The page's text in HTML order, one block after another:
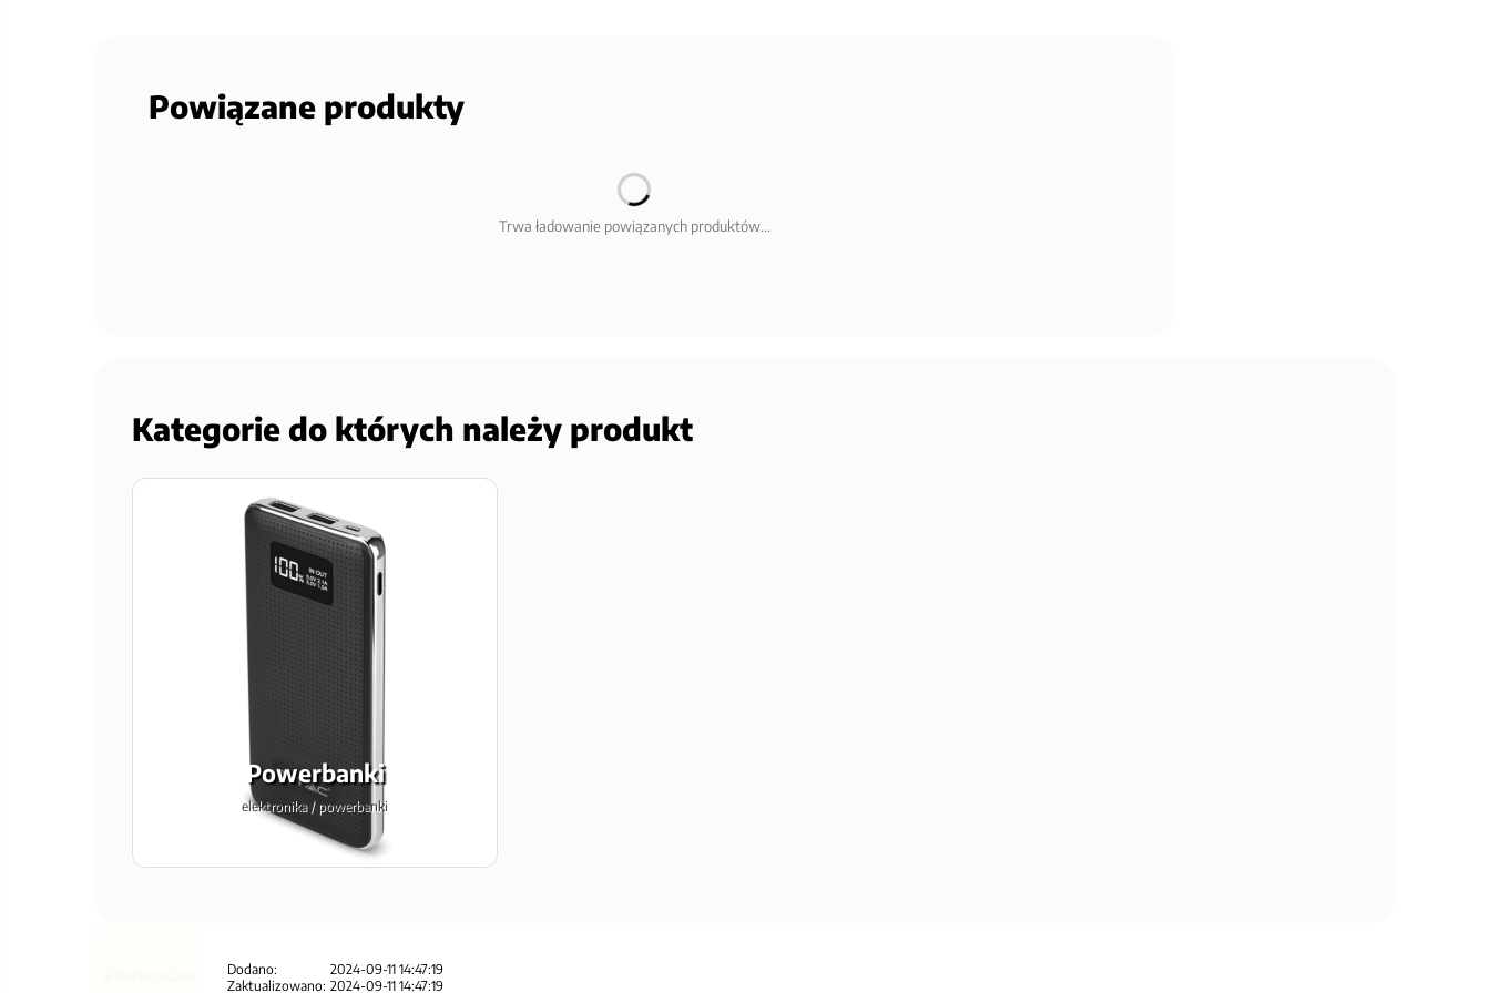
Powiązane produkty
Trwa ładowanie powiązanych produktów...
Kategorie do których należy produkt
Powerbanki
elektronika / powerbanki
Dodano:
2024-09-11 14:47:19
Zaktualizowano: 2024-09-11 14:47:19